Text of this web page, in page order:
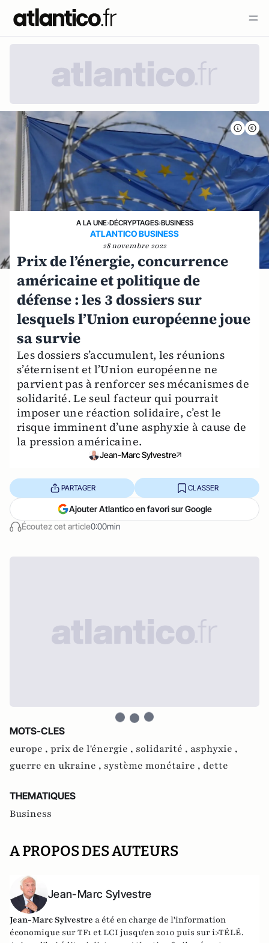
A LA UNE›DÉCRYPTAGES›BUSINESS
ATLANTICO BUSINESS
28 novembre 2022
Prix de l’énergie, concurrence
américaine et politique de
défense : les 3 dossiers sur
lesquels l’Union européenne joue
sa survie
Les dossiers s’accumulent, les réunions
s’éternisent et l’Union européenne ne
parvient pas à renforcer ses mécanismes de
solidarité. Le seul facteur qui pourrait
imposer une réaction solidaire, c’est le
risque imminent d’une asphyxie à cause de
la pression américaine.
Jean-Marc Sylvestre
Écoutez cet article0:00min
PARTAGER CLASSER
Ajouter Atlantico en favori sur Google
MOTS-CLES
europe , prix de l'énergie , solidarité , asphyxie ,
guerre en ukraine , système monétaire , dette
THEMATIQUES
Business
A PROPOS DES AUTEURS
Jean-Marc Sylvestre
Jean-Marc Sylvestre a été en charge de l'information
économique sur TF1 et LCI jusqu'en 2010 puis sur i>TÉLÉ.